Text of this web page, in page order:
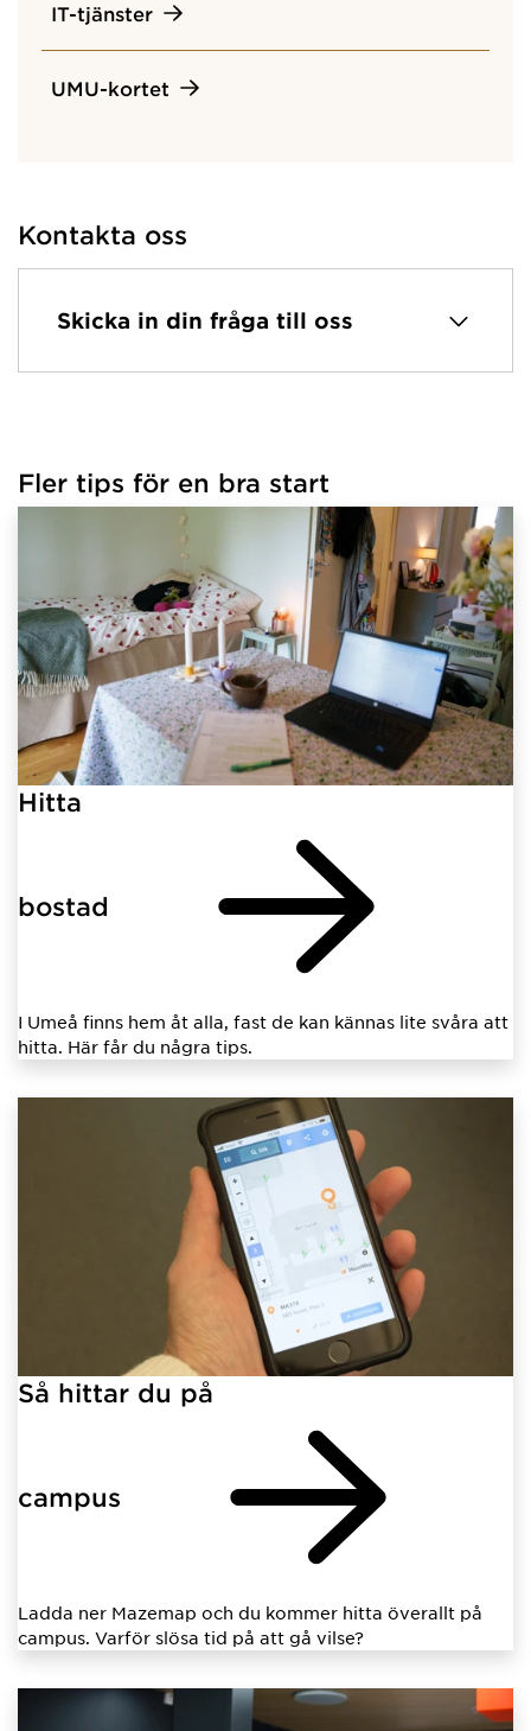
IT-tjänster
UMU-kortet
Kontakta oss
Skicka in din fråga till oss
Fler tips för en bra start
Hitta
bostad
I Umeå finns hem åt alla, fast de kan kännas lite svåra att
hitta. Här får du några tips.
Så hittar du på
campus
Ladda ner Mazemap och du kommer hitta överallt på
campus. Varför slösa tid på att gå vilse?